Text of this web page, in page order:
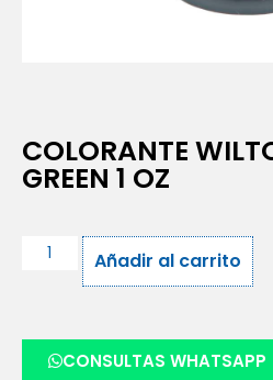
COLORANTE
GREEN 1 OZ
Añadir al carrito
CONSULTAS WHATSAPP